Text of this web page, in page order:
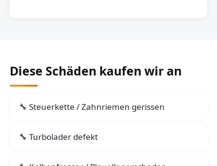
Diese Schäden kaufen wir an
Steuerkette / Zahnriemen gerissen
Turbolader defekt